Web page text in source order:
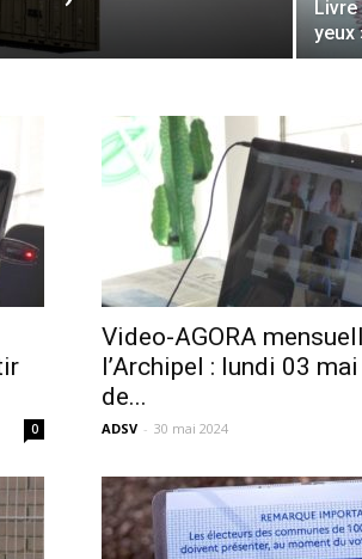
yeux
0
Video-AGORA
l’Archipel : lundi 03
de...
ADSV - 30 mai 2024